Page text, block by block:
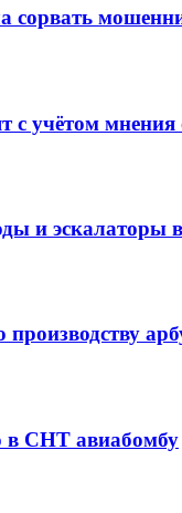
с учётом
и эскалаторы
в СНТ авиабомбу